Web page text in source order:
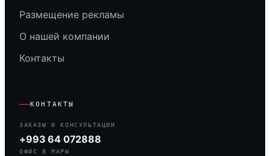
Размещение рекламы
О нашей компании
Контакты
КОНТАКТЫ
ЗАКАЗЫ И КОНСУЛЬТАЦИИ
+993 64 072888
ОФИС В МАРЫ